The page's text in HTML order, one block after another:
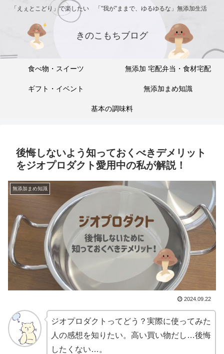
「えぇとこどり」で楽したい 「”我が”ままで、ゆるゆるな」無添加生活
きのこもちブログ
食べ物・スイーツ 無添加 宅配弁当・食材宅配
ギフト・イベント 無添加まめ知識
基本の調味料
後悔しないよう知っておくべきデメリット
をジオプロダクト愛用中の私が解説！
無添加まめ知識
2024.09.22
ジオプロダクトってどう？実際に使ってみた
人の感想を知りたい。高い買い物だし…後悔
したくない…。